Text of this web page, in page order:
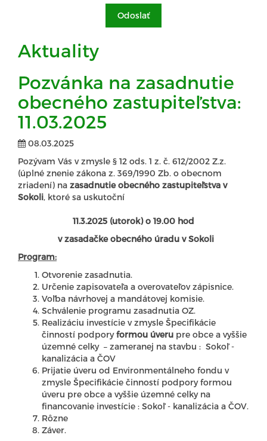
Aktuality
Pozvánka na zasadnutie
obecného zastupiteľstva:
11.03.2025
08.03.2025
Pozývam Vás v zmysle § 12 ods. 1 z. č. 612/2002 Z.z.
(úplné znenie zákona z. 369/1990 Zb. o obecnom
zriadení) na zasadnutie obecného zastupiteľstva v
Sokoli, ktoré sa uskutoční
11.3.2025 (utorok) o 19.00 hod
v zasadačke obecného úradu v Sokoli
Program:
Otvorenie zasadnutia.
Určenie zapisovateľa a overovateľov zápisnice.
Voľba návrhovej a mandátovej komisie.
Schválenie programu zasadnutia OZ.
Realizáciu investície v zmysle Špecifikácie
činností podporyformou úveru pre obce a vyššie
územné celky – zameranej na stavbu : Sokoľ -
kanalizácia a ČOV
Prijatie úveru od Environmentálneho fondu v
zmysle Špecifikácie činností podpory formou
úveru pre obce a vyššie územné celky na
financovanie investície : Sokoľ - kanalizácia a ČOV.
Rôzne
Záver.